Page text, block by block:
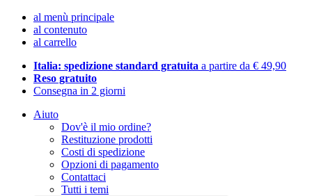
al menù principale
al contenuto
al carrello
Italia: spedizione standard gratuita a partire da € 49,90
Reso gratuito
Consegna in 2 giorni
Aiuto
Dov'è il mio ordine?
Restituzione prodotti
Costi di spedizione
Opzioni di pagamento
Contattaci
Tutti i temi